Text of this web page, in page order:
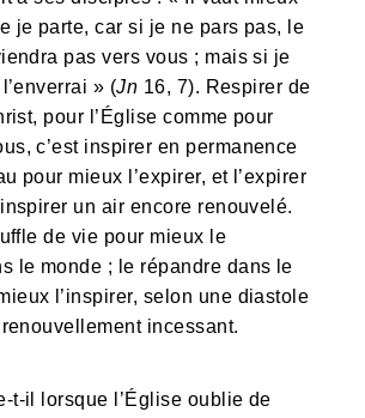
je parte, car si je ne pars pas, le
pas vers vous ; mais si je
» (Jn 16, 7). Respirer de
pour l’Église comme pour
c’est inspirer en permanence
pour mieux l’expirer, et l’expirer
un air encore renouvelé.
de vie pour mieux le
le monde ; le répandre dans le
l’inspirer, selon une diastole
incessant.
t-il lorsque l’Église oublie de